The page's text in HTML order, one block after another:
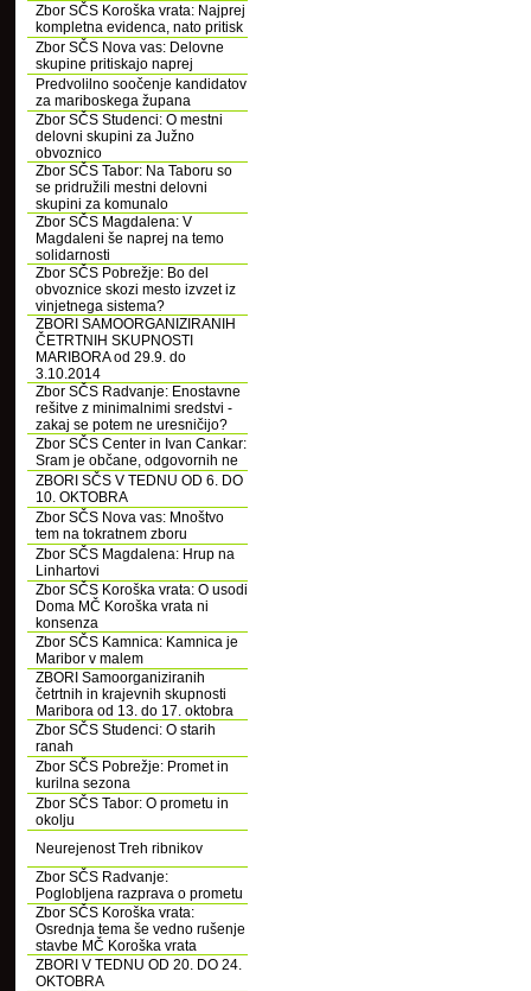
Zbor SČS Koroška vrata: Najprej
kompletna evidenca, nato pritisk
Zbor SČS Nova vas: Delovne
skupine pritiskajo naprej
Predvolilno soočenje kandidatov
za mariboskega župana
Zbor SČS Studenci: O mestni
delovni skupini za Južno
obvoznico
Zbor SČS Tabor: Na Taboru so
se pridružili mestni delovni
skupini za komunalo
Zbor SČS Magdalena: V
Magdaleni še naprej na temo
solidarnosti
Zbor SČS Pobrežje: Bo del
obvoznice skozi mesto izvzet iz
vinjetnega sistema?
ZBORI SAMOORGANIZIRANIH
ČETRTNIH SKUPNOSTI
MARIBORA od 29.9. do
3.10.2014
Zbor SČS Radvanje: Enostavne
rešitve z minimalnimi sredstvi -
zakaj se potem ne uresničijo?
Zbor SČS Center in Ivan Cankar:
Sram je občane, odgovornih ne
ZBORI SČS V TEDNU OD 6. DO
10. OKTOBRA
Zbor SČS Nova vas: Mnoštvo
tem na tokratnem zboru
Zbor SČS Magdalena: Hrup na
Linhartovi
Zbor SČS Koroška vrata: O usodi
Doma MČ Koroška vrata ni
konsenza
Zbor SČS Kamnica: Kamnica je
Maribor v malem
ZBORI Samoorganiziranih
četrtnih in krajevnih skupnosti
Maribora od 13. do 17. oktobra
Zbor SČS Studenci: O starih
ranah
Zbor SČS Pobrežje: Promet in
kurilna sezona
Zbor SČS Tabor: O prometu in
okolju
Neurejenost Treh ribnikov
Zbor SČS Radvanje:
Poglobljena razprava o prometu
Zbor SČS Koroška vrata:
Osrednja tema še vedno rušenje
stavbe MČ Koroška vrata
ZBORI V TEDNU OD 20. DO 24.
OKTOBRA